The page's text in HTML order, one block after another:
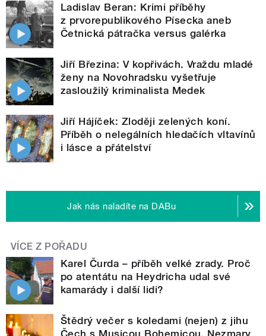
Ladislav Beran: Krimi příběhy
z prvorepublikového Písecka aneb
Četnická pátračka versus galérka
Jiří Březina: V kopřivách. Vraždu mladé
ženy na Novohradsku vyšetřuje
zasloužilý kriminalista Medek
Jiří Hájíček: Zloději zelených koní.
Příběh o nelegálních hledačích vltavínů
i lásce a přátelství
Jak nás naladíte na DABu
VÍCE Z POŘADU
Karel Čurda – příběh velké zrady. Proč
po atentátu na Heydricha udal své
kamarády i další lidi?
Štědrý večer s koledami (nejen) z jihu
Čech s Musicou Bohemicou, Nezmary